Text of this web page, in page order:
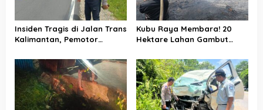
s
Insiden Tragis di Jalan Trans
Kalimantan, Pemotor
Kecelakaan Beruntun
Kubu Raya Membara! 20
Hektare Lahan Gambut
Agni Berjibaku Jinakkan Api